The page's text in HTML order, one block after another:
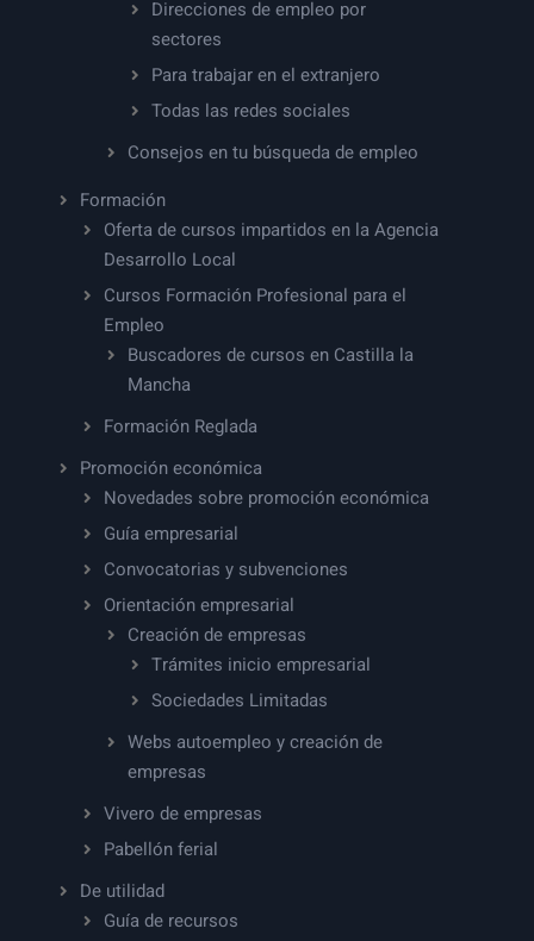
Direcciones de empleo por
sectores
Para trabajar en el extranjero
Todas las redes sociales
Consejos en tu búsqueda de empleo
Formación
Oferta de cursos impartidos en la Agencia
Desarrollo Local
Cursos Formación Profesional para el
Empleo
Buscadores de cursos en Castilla la
Mancha
Formación Reglada
Promoción económica
Novedades sobre promoción económica
Guía empresarial
Convocatorias y subvenciones
Orientación empresarial
Creación de empresas
Trámites inicio empresarial
Sociedades Limitadas
Webs autoempleo y creación de
empresas
Vivero de empresas
Pabellón ferial
De utilidad
Guía de recursos